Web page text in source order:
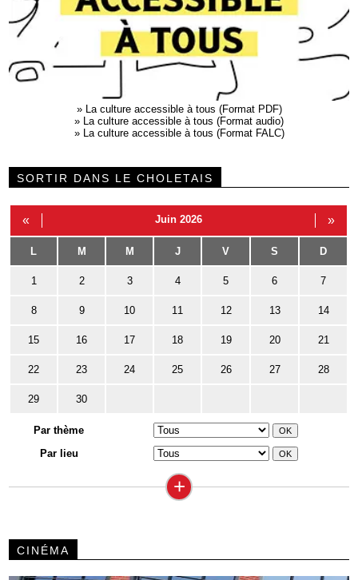
» La culture accessible à tous (Format PDF)
» La culture accessible à tous (Format audio)
» La culture accessible à tous (Format FALC)
SORTIR DANS LE CHOLETAIS
« Juin 2026 »
L M M J V S D
1 2 3 4 5 6 7
8 9 10 11 12 13 14
15 16 17 18 19 20 21
22 23 24 25 26 27 28
29 30
Par thème
Par lieu
+
CINÉMA